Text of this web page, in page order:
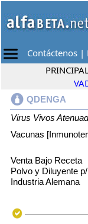
Contáctenos |
QDENGA
Virus Vivos
Vacunas
Venta Bajo Receta
Polvo y Diluyente
Industria Alemana